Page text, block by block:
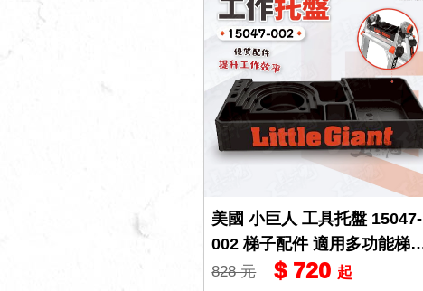
美國 小巨人 工具托盤 15047-
002 梯子配件 適用多功能梯
工具梯 安全梯 A字梯 配件
828 元 $ 720 起